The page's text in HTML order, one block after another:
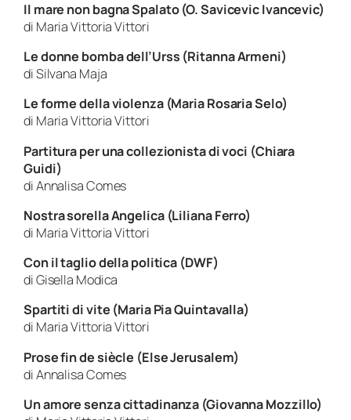
Il mare non bagna Spalato (O. Savicevic Ivancevic)
di Maria Vittoria Vittori
Le donne bomba dell’Urss (Ritanna Armeni)
di Silvana Maja
Le forme della violenza (Maria Rosaria Selo)
di Maria Vittoria Vittori
Partitura per una collezionista di voci (Chiara
Guidi)
di Annalisa Comes
Nostra sorella Angelica (Liliana Ferro)
di Maria Vittoria Vittori
Con il taglio della politica (DWF)
di Gisella Modica
Spartiti di vite (Maria Pia Quintavalla)
di Maria Vittoria Vittori
Prose fin de siècle (Else Jerusalem)
di Annalisa Comes
Un amore senza cittadinanza (Giovanna Mozzillo)